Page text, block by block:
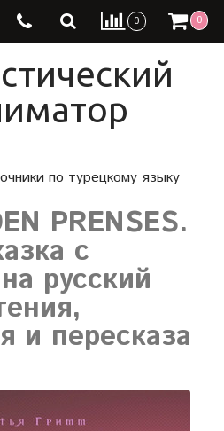
0 0
по турецкому языку
PRENSES.
с
русский
и пересказа